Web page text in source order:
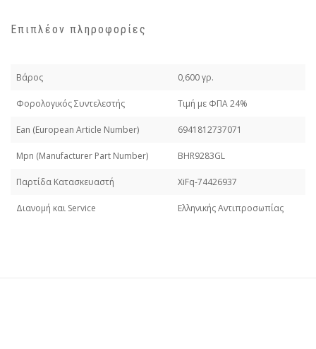
Επιπλέον πληροφορίες
Βάρος 0,600 γρ.
Φορολογικός Συντελεστής Τιμή με ΦΠΑ 24%
Εan (European Article Number) 6941812737071
Mpn (Manufacturer Part Number) BHR9283GL
Παρτίδα Κατασκευαστή XiFq-74426937
Διανομή και Service Ελληνικής Αντιπροσωπίας